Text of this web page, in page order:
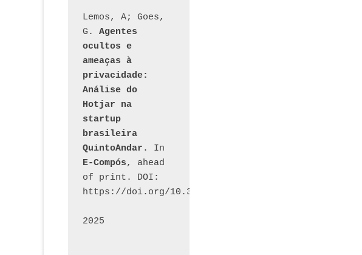
Lemos, A; Goes,
G. Agentes
ocultos e
ameaças à
privacidade:
Análise do
Hotjar na
startup
brasileira
QuintoAndar
E-Compós, ahead
of print. DOI:
https://doi.org/10.30962/ecomps.3231
2025